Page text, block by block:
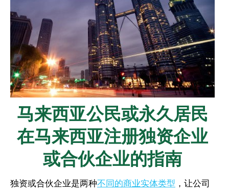
马来西亚公民或永久居民
在马来西亚注册独资企业
或合伙企业的指南
独资或合伙企业是两种不同的商业实体类型 ，让公司